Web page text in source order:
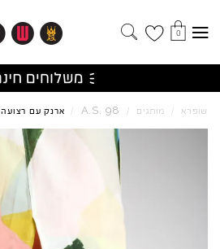
0
שופרא / מותגים /
A.S. 98
/ ארנק עם רצועה